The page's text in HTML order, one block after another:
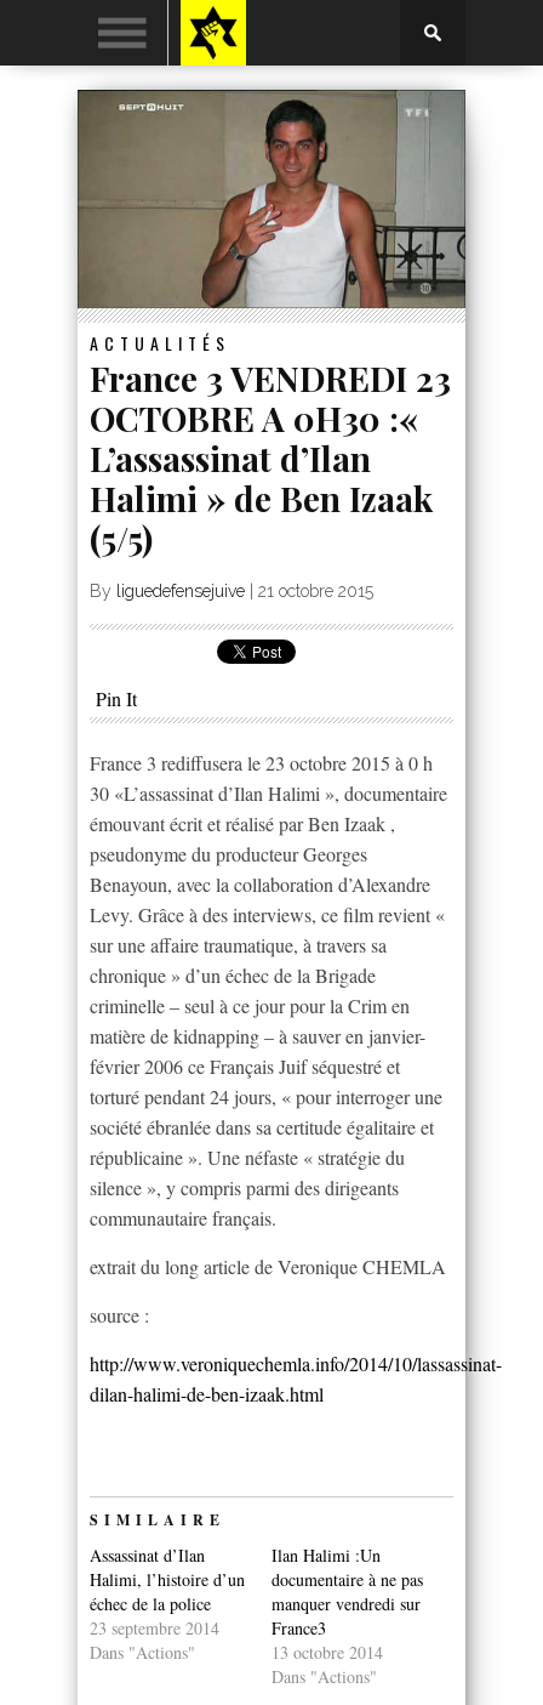
ACTUALITÉS
France 3 VENDREDI 23
OCTOBRE A 0H30 :«
L’assassinat d’Ilan
Halimi » de Ben Izaak
(5/5)
By liguedefensejuive 21 octobre 2015
Pin It
France 3 rediffusera le 23 octobre 2015 à 0 h
30 «L’assassinat d’Ilan Halimi », documentaire
émouvant écrit et réalisé par Ben Izaak ,
pseudonyme du producteur Georges
Benayoun, avec la collaboration d’Alexandre
Levy. Grâce à des interviews, ce film revient «
sur une affaire traumatique, à travers sa
chronique » d’un échec de la Brigade
criminelle – seul à ce jour pour la Crim en
matière de kidnapping – à sauver en janvier-
février 2006 ce Français Juif séquestré et
torturé pendant 24 jours, « pour interroger une
société ébranlée dans sa certitude égalitaire et
républicaine ». Une néfaste « stratégie du
silence », y compris parmi des dirigeants
communautaire français.
extrait du long article de Veronique CHEMLA
source :
http://www.veroniquechemla.info/2014/10/lassassinat-
dilan-halimi-de-ben-izaak.html
SIMILAIRE
Assassinat d’Ilan
Halimi, l’histoire d’un
échec de la police
23 septembre 2014
Dans "Actions"
Ilan Halimi :Un
documentaire à ne pas
manquer vendredi sur
France3
13 octobre 2014
Dans "Actions"